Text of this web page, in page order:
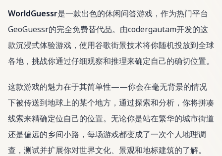
WorldGuessr是一款出色的休闲问答游戏，作为热门平台
GeoGuessr的完全免费替代品。由codergautam开发的这
款沉浸式体验游戏，使用谷歌街景技术将你随机投放到全球
各地，挑战你通过仔细观察和推理来确定自己的确切位置。
这款游戏的魅力在于其简单性——你会在毫无背景的情况
下被传送到地球上的某个地方，通过探索和分析，你将拼凑
线索来精确定位自己的位置。无论你是站在繁华的城市街道
还是偏远的乡间小路，每场游戏都变成了一次个人地理调
查，测试并扩展你对世界文化、景观和地标建筑的了解。